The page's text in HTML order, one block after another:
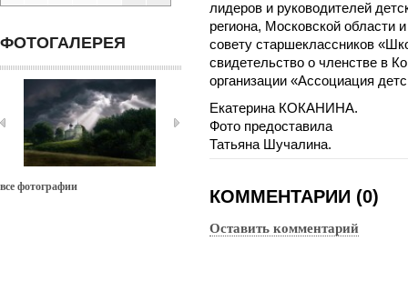
ФОТОГАЛЕРЕЯ
все фотографии
лидеров и руководителей
региона, Московской области
совету старшеклассников
свидетельство о членстве в
организации «Ассоциация
Екатерина КОКАНИНА.
Фото предоставила
Татьяна Шучалина.
КОММЕНТАРИИ (0)
Оставить комментарий